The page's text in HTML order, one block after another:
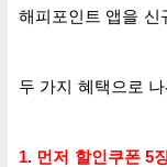
해피포인트 앱을 신
두 가지 혜택으로
1. 먼저 할인쿠폰 5